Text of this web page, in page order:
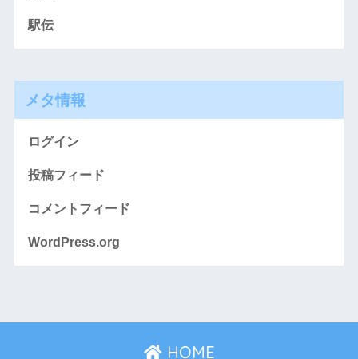
駅伝
メタ情報
ログイン
投稿フィード
コメントフィード
WordPress.org
HOME